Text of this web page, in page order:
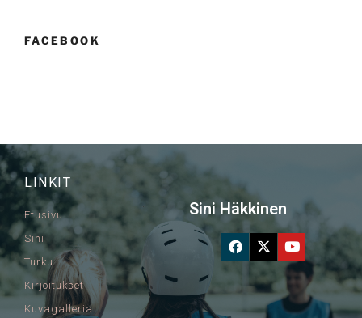
FACEBOOK
LINKIT
Etusivu
Sini
Turku
Kirjoitukset
Kuvagalleria
Sini Häkkinen